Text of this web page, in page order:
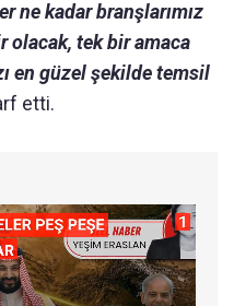
ne kadar branşlarımız
olacak, tek bir amaca
en güzel şekilde temsil
etti.